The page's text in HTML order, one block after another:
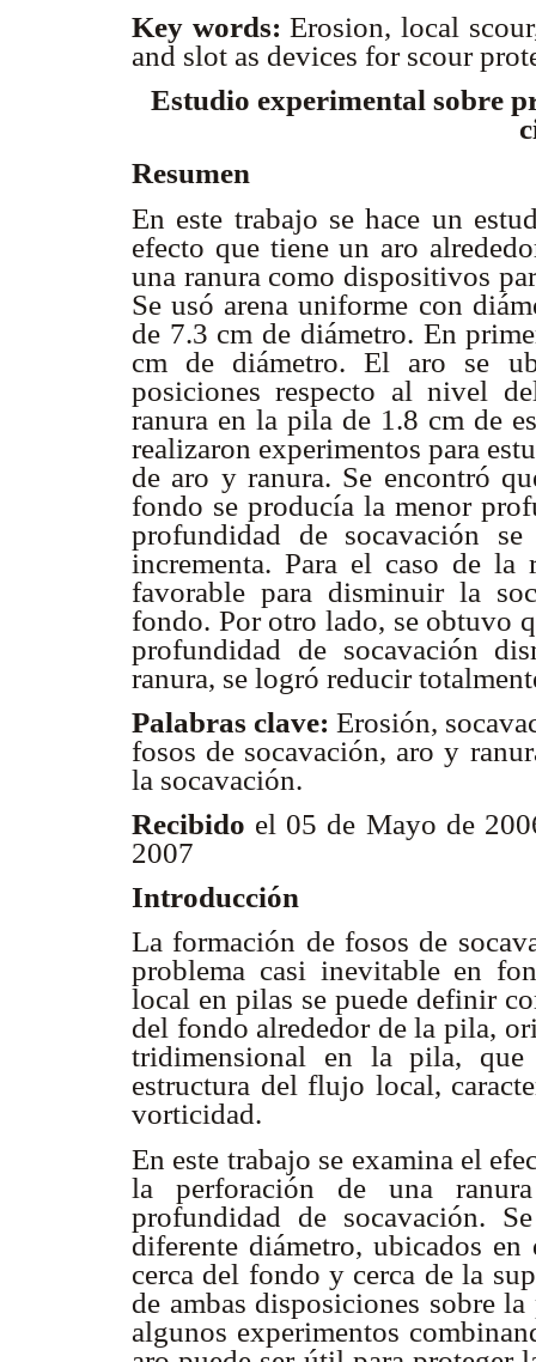
Key words:Erosion, local
and slot as devices for scour
Estudio experimental sobre
Resumen
En este trabajo se hace un
efecto que tiene un aro
una ranura como dispositivos
Se usó arena uniforme con
de 7.3 cm de diámetro. En
cm de diámetro. El aro se
posiciones respecto al nivel
ranura en la pila de 1.8 cm de
realizaron experimentos para
de aro y ranura. Se encontró
fondo se producía la menor
profundidad de socavación
incrementa. Para el caso de
favorable para disminuir la
fondo. Por otro lado, se obtuvo
profundidad de socavación
ranura, se logró reducir
Palabras clave:Erosión,
fosos de socavación, aro y
la socavación.
Recibido el 05 de Mayo de
2007
Introducción
La formación de fosos de
problema casi inevitable en
local en pilas se puede definir
del fondo alrededor de la pila,
tridimensional en la pila,
estructura del flujo local,
vorticidad.
En este trabajo se examina el
la perforación de una
profundidad de socavación.
diferente diámetro, ubicados
cerca del fondo y cerca de la
de ambas disposiciones sobre
algunos experimentos